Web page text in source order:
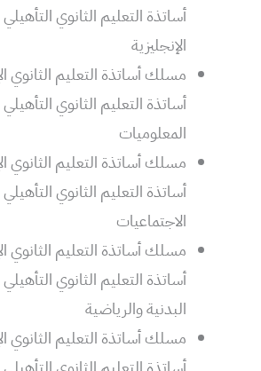
أساتذة التعليم الثانوي
الإنجليزية
مسلك أساتذة التعليم
أساتذة التعليم الثانوي
المعلوميات
مسلك أساتذة التعليم
أساتذة التعليم الثانوي
الاجتماعيات
مسلك أساتذة التعليم
أساتذة التعليم الثانوي
البدنية والرياضية
مسلك أساتذة التعليم